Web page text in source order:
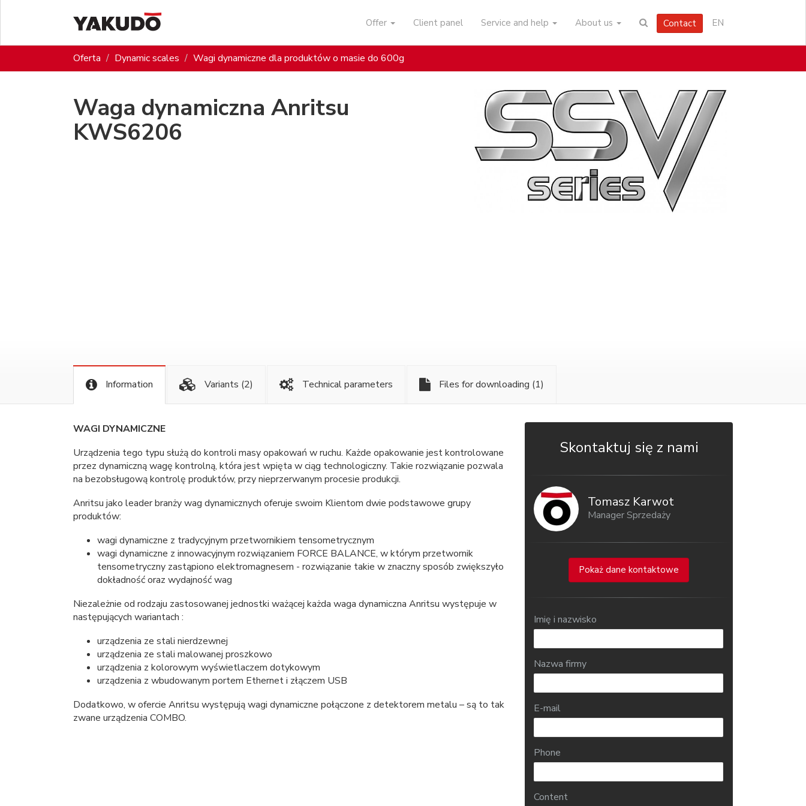
Offer Client panel Service and help About us Contact EN
Oferta Dynamic scales Wagi dynamiczne dla produktów o masie do 600g
Waga dynamiczna Anritsu
KWS6206
Information Variants (2) Technical parameters Files for downloading (1)
WAGI DYNAMICZNE
Urządzenia tego typu służą do kontroli masy opakowań w ruchu. Każde opakowanie jest kontrolowane
przez dynamiczną wagę kontrolną, która jest wpięta w ciąg technologiczny. Takie rozwiązanie pozwala
na bezobsługową kontrolę produktów, przy nieprzerwanym procesie produkcji.
Anritsu jako leader branży wag dynamicznych oferuje swoim Klientom dwie podstawowe grupy
produktów:
wagi dynamiczne z tradycyjnym przetwornikiem tensometrycznym
wagi dynamiczne z innowacyjnym rozwiązaniem FORCE BALANCE, w którym przetwornik
tensometryczny zastąpiono elektromagnesem - rozwiązanie takie w znaczny sposób zwiększyło
dokładność oraz wydajność wag
Niezależnie od rodzaju zastosowanej jednostki ważącej każda waga dynamiczna Anritsu występuje w
następujących wariantach :
urządzenia ze stali nierdzewnej
urządzenia ze stali malowanej proszkowo
urządzenia z kolorowym wyświetlaczem dotykowym
urządzenia z wbudowanym portem Ethernet i złączem USB
Dodatkowo, w ofercie Anritsu występują wagi dynamiczne połączone z detektorem metalu – są to tak
zwane urządzenia COMBO.
Skontaktuj się z nami
Tomasz Karwot
Manager Sprzedaży
Pokaż dane kontaktowe
Imię i nazwisko
Nazwa firmy
E-mail
Phone
Content